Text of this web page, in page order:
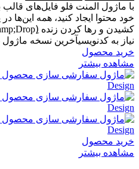
با ماژول المنت فلو فایل‌های
خود محتوا ایجاد کنید، همه این‌ها
نیاز به کدنویسیآخرین نسخه ماژول
خرید محصول
مشاهده بیشتر
خرید محصول
مشاهده بیشتر